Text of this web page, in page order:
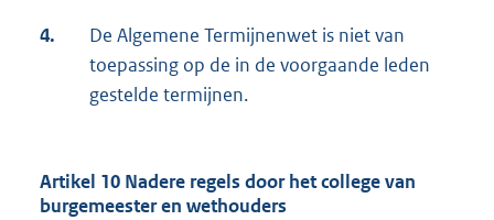
4.
De Algemene Termijnenwet is niet van
toepassing op de in de voorgaande leden
gestelde termijnen.
Artikel 10 Nadere regels door het college van
burgemeester en wethouders